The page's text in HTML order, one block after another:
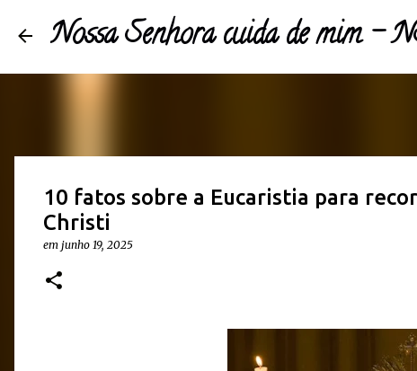
Nossa Senhora cuida de mim -
10 fatos sobre a Eucaristia para
Christi
em junho 19, 2025